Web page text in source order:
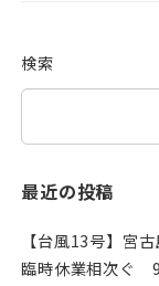
検索
最近の投稿
【台風13号】宮
臨時休業相次ぐ 9